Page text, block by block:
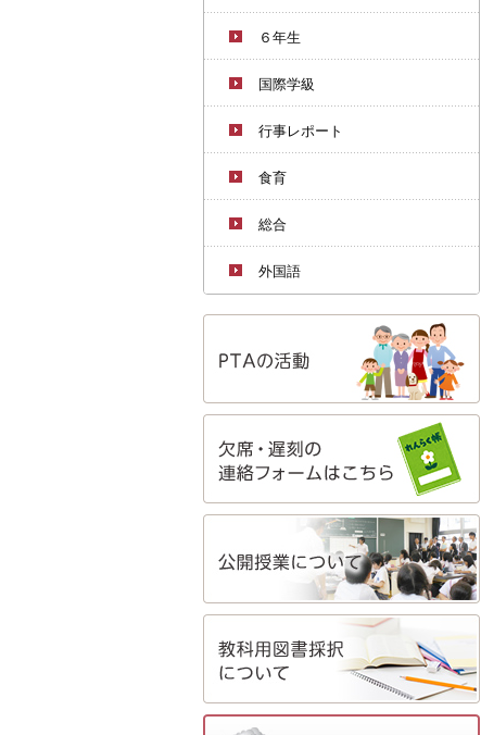
６年生
国際学級
行事レポート
食育
総合
外国語